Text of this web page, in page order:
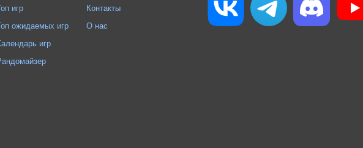
игр
ожидаемых игр
игр
Контакты
О нас